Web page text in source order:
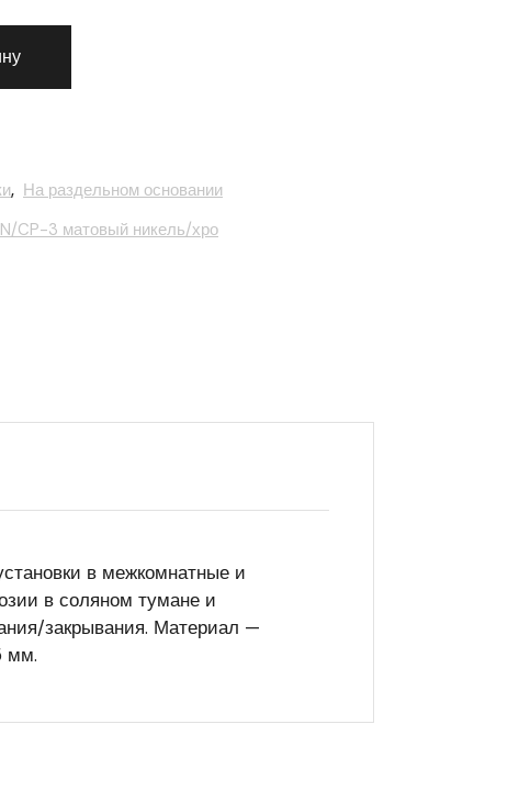
раздельная Punto (Пунто) BOLERO TL/HD SN/CP-3
, На раздельном основании
CP-3 матовый никель/хро
в межкомнатные и
в соляном тумане и
закрывания. Материал —
мм.